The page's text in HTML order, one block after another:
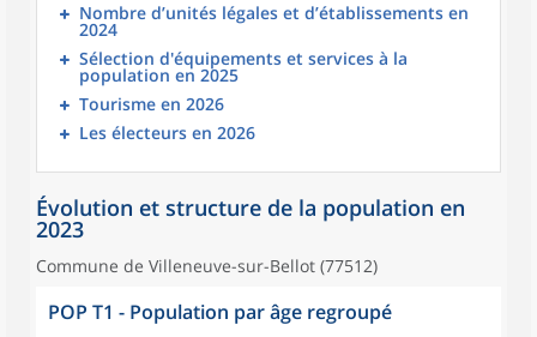
Nombre d’unités légales et d’établissements en
2024
Sélection d'équipements et services à la
population en 2025
Tourisme en 2026
Les électeurs en 2026
Évolution et structure de la population en
2023
Commune de Villeneuve-sur-Bellot (77512)
POP T1 - Population par âge regroupé